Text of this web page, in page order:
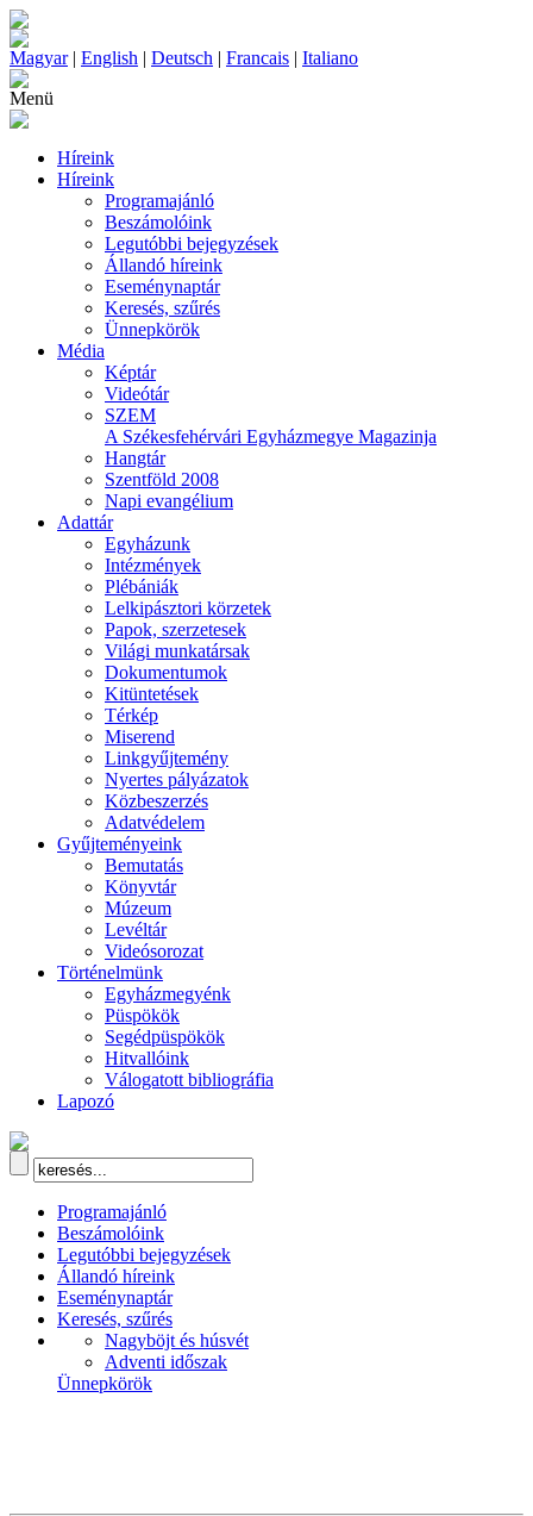
Magyar| English | Deutsch | Francais | Italiano
Menü
Híreink
Híreink
Programajánló
Beszámolóink
Legutóbbi bejegyzések
Állandó híreink
Eseménynaptár
Keresés, szűrés
Ünnepkörök
Média
Képtár
Videótár
SZEM
A Székesfehérvári Egyházmegye Magazinja
Hangtár
Szentföld 2008
Napi evangélium
Adattár
Egyházunk
Intézmények
Plébániák
Lelkipásztori körzetek
Papok, szerzetesek
Világi munkatársak
Dokumentumok
Kitüntetések
Térkép
Miserend
Linkgyűjtemény
Nyertes pályázatok
Közbeszerzés
Adatvédelem
Gyűjteményeink
Bemutatás
Könyvtár
Múzeum
Levéltár
Videósorozat
Történelmünk
Egyházmegyénk
Püspökök
Segédpüspökök
Hitvallóink
Válogatott bibliográfia
Lapozó
Programajánló
Beszámolóink
Legutóbbi bejegyzések
Állandó híreink
Eseménynaptár
Keresés, szűrés
Nagyböjt és húsvét
Adventi időszak
Ünnepkörök